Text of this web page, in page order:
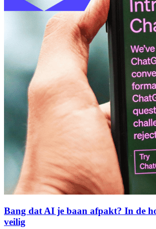
Bang dat AI je baan afpakt? In de
veilig